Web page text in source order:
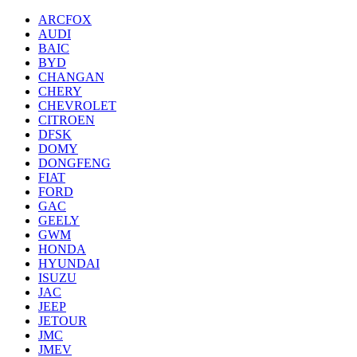
ARCFOX
AUDI
BAIC
BYD
CHANGAN
CHERY
CHEVROLET
CITROEN
DFSK
DOMY
DONGFENG
FIAT
FORD
GAC
GEELY
GWM
HONDA
HYUNDAI
ISUZU
JAC
JEEP
JETOUR
JMC
JMEV